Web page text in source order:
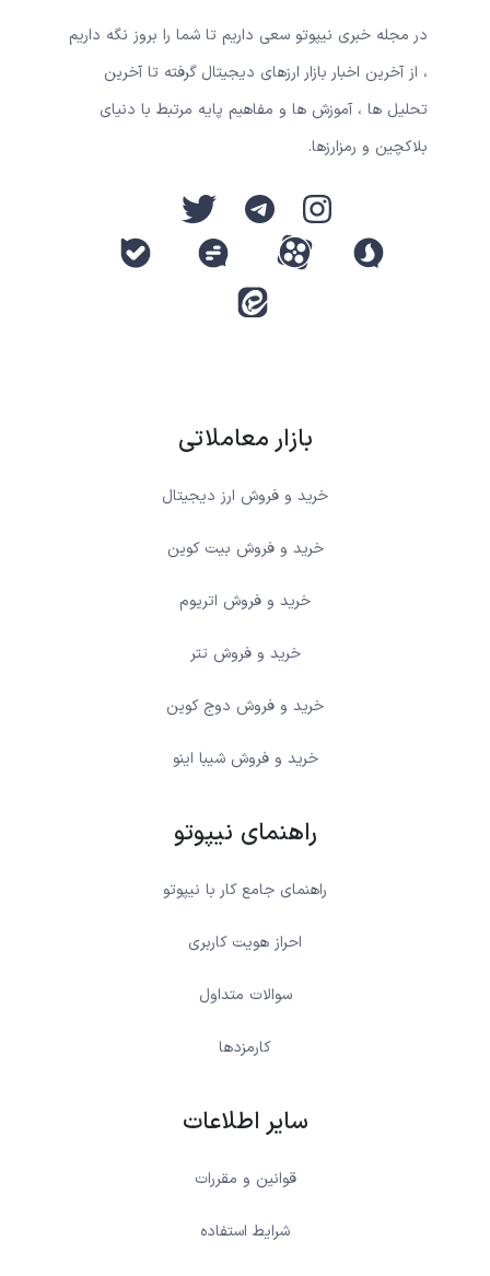
در مجله خبری نیپوتو سعی داریم تا شما را بروز نگه داریم
، از آخرین اخبار بازار ارزهای دیجیتال گرفته تا آخرین
تحلیل ها ، آموزش ها و مفاهیم پایه مرتبط با دنیای
بلاکچین و رمزارزها.
بازار معاملاتی
خرید و فروش ارز دیجیتال
خرید و فروش بیت کوین
خرید و فروش اتریوم
خرید و فروش تتر
خرید و فروش دوج کوین
خرید و فروش شیبا اینو
راهنمای نیپوتو
راهنمای جامع کار با نیپوتو
احراز هویت کاربری
سوالات متداول
کارمزدها
سایر اطلاعات
قوانین و مقررات
شرایط استفاده